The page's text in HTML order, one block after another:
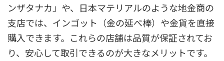
ンザタナカ」や、日本マテリアルのような地金商の
支店では、インゴット（金の延べ棒）や金貨を直接
購入できます。これらの店舗は品質が保証されてお
り、安心して取引できるのが大きなメリットです。